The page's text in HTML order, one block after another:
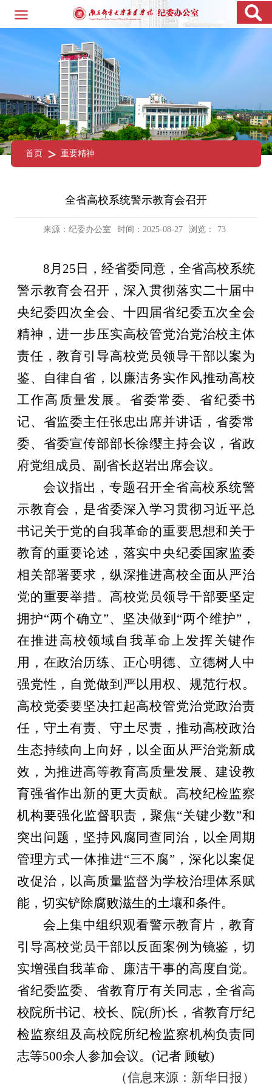
首页 重要精神
全省高校系统警示教育会召开
来源：纪委办公室 时间：2025-08-27 浏览： 73
8月25日，经省委同意，全省高校系统
警示教育会召开，深入贯彻落实二十届中
央纪委四次全会、十四届省纪委五次全会
精神，进一步压实高校管党治党治校主体
责任，教育引导高校党员领导干部以案为
鉴、自律自省，以廉洁务实作风推动高校
工作高质量发展。省委常委、省纪委书
记、省监委主任张忠出席并讲话，省委常
委、省委宣传部部长徐缨主持会议，省政
府党组成员、副省长赵岩出席会议。
会议指出，专题召开全省高校系统警
示教育会，是省委深入学习贯彻习近平总
书记关于党的自我革命的重要思想和关于
教育的重要论述，落实中央纪委国家监委
相关部署要求，纵深推进高校全面从严治
党的重要举措。高校党员领导干部要坚定
拥护“两个确立”、坚决做到“两个维护”，
在推进高校领域自我革命上发挥关键作
用，在政治历练、正心明德、立德树人中
强党性，自觉做到严以用权、规范行权。
高校党委要坚决扛起高校管党治党政治责
任，守土有责、守土尽责，推动高校政治
生态持续向上向好，以全面从严治党新成
效，为推进高等教育高质量发展、建设教
育强省作出新的更大贡献。高校纪检监察
机构要强化监督职责，聚焦“关键少数”和
突出问题，坚持风腐同查同治，以全周期
管理方式一体推进“三不腐”，深化以案促
改促治，以高质量监督为学校治理体系赋
能，切实铲除腐败滋生的土壤和条件。
会上集中组织观看警示教育片，教育
引导高校党员干部以反面案例为镜鉴，切
实增强自我革命、廉洁干事的高度自觉。
省纪委监委、省教育厅有关同志，全省高
校院所书记、校长、院(所)长，省教育厅纪
检监察组及高校院所纪检监察机构负责同
志等500余人参加会议。(记者 顾敏)
（信息来源：新华日报）